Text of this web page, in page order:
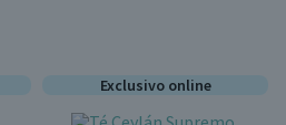
Exclusivo online